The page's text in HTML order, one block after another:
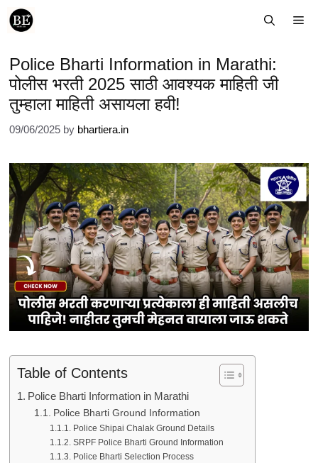
Skip
Police Bharti Information in Marathi:
पोलीस भरती 2025 साठी आवश्यक माहिती जी
तुम्हाला माहिती असायला हवी!
09/06/2025 by bhartiera.in
Table of Contents
Police Bharti Information in Marathi
Police Bharti Ground Information
Police Shipai Chalak Ground Details
SRPF Police Bharti Ground Information
Police Bharti Selection Process